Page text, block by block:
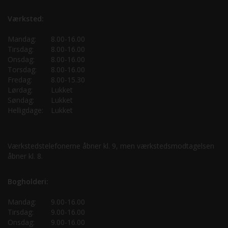
Værksted:
Mandag:
8.00-16.00
Tirsdag:
8.00-16.00
Onsdag:
8.00-16.00
Torsdag:
8.00-16.00
Fredag:
8.00-15.30
Lørdag:
Lukket
Søndag:
Lukket
Helligdage:
Lukket
Værkstedstelefonerne åbner kl. 9, men værkstedsmodtagelsen
åbner kl. 8.
Bogholderi:
Mandag:
9.00-16.00
Tirsdag:
9.00-16.00
Onsdag:
9.00-16.00